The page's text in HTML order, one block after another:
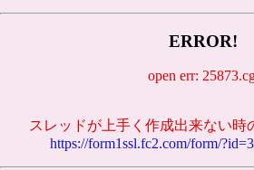
ERROR!
open err:
スレッドが上手く作成出来ない時
https://form1ssl.fc2.com/form/